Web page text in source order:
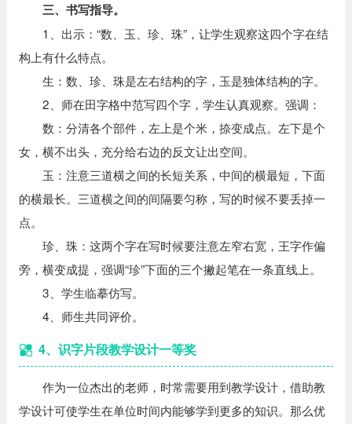
三、书写指导。
1、出示：“数、玉、珍、珠”，让学生观察这四个字在结
构上有什么特点。
生：数、珍、珠是左右结构的字，玉是独体结构的字。
2、师在田字格中范写四个字，学生认真观察。强调：
数：分清各个部件，左上是个米，捺变成点。左下是个
女，横不出头，充分给右边的反文让出空间。
玉：注意三道横之间的长短关系，中间的横最短，下面
的横最长。三道横之间的间隔要匀称，写的时候不要丢掉一
点。
珍、珠：这两个字在写时候要注意左窄右宽，王字作偏
旁，横变成提，强调“珍”下面的三个撇起笔在一条直线上。
3、学生临摹仿写。
4、师生共同评价。
4、识字片段教学设计一等奖
作为一位杰出的老师，时常需要用到教学设计，借助教
学设计可使学生在单位时间内能够学到更多的知识。那么优